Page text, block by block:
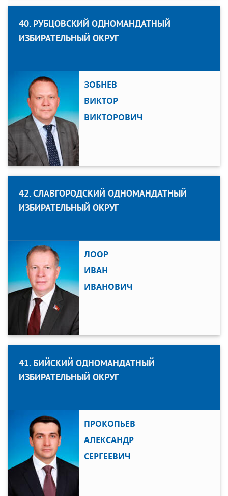
40. РУБЦОВСКИЙ ОДНОМАНДАТНЫЙ
ИЗБИРАТЕЛЬНЫЙ ОКРУГ
ЗОБНЕВ
ВИКТОР
ВИКТОРОВИЧ
42. СЛАВГОРОДСКИЙ ОДНОМАНДАТНЫЙ
ИЗБИРАТЕЛЬНЫЙ ОКРУГ
ЛООР
ИВАН
ИВАНОВИЧ
41. БИЙСКИЙ ОДНОМАНДАТНЫЙ
ИЗБИРАТЕЛЬНЫЙ ОКРУГ
ПРОКОПЬЕВ
АЛЕКСАНДР
СЕРГЕЕВИЧ